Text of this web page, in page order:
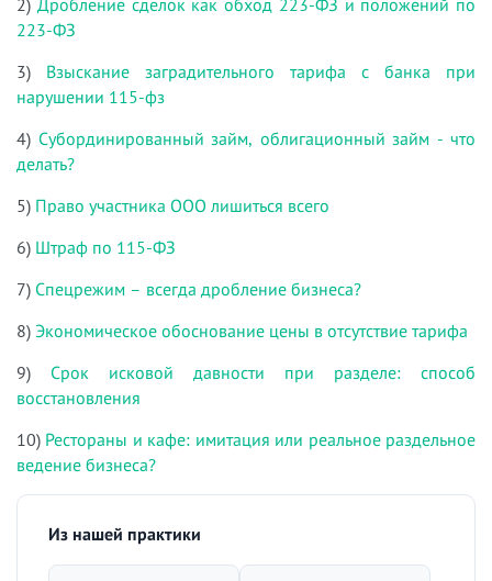
2) Дробление сделок как обход 223-ФЗ и положений по
223-ФЗ
3) Взыскание заградительного тарифа с банка при
нарушении 115-фз
4) Субординированный займ, облигационный займ - что
делать?
5) Право участника ООО лишиться всего
6) Штраф по 115-ФЗ
7) Спецрежим – всегда дробление бизнеса?
8) Экономическое обоснование цены в отсутствие тарифа
9) Срок исковой давности при разделе: способ
восстановления
10) Рестораны и кафе: имитация или реальное раздельное
ведение бизнеса?
Из нашей практики